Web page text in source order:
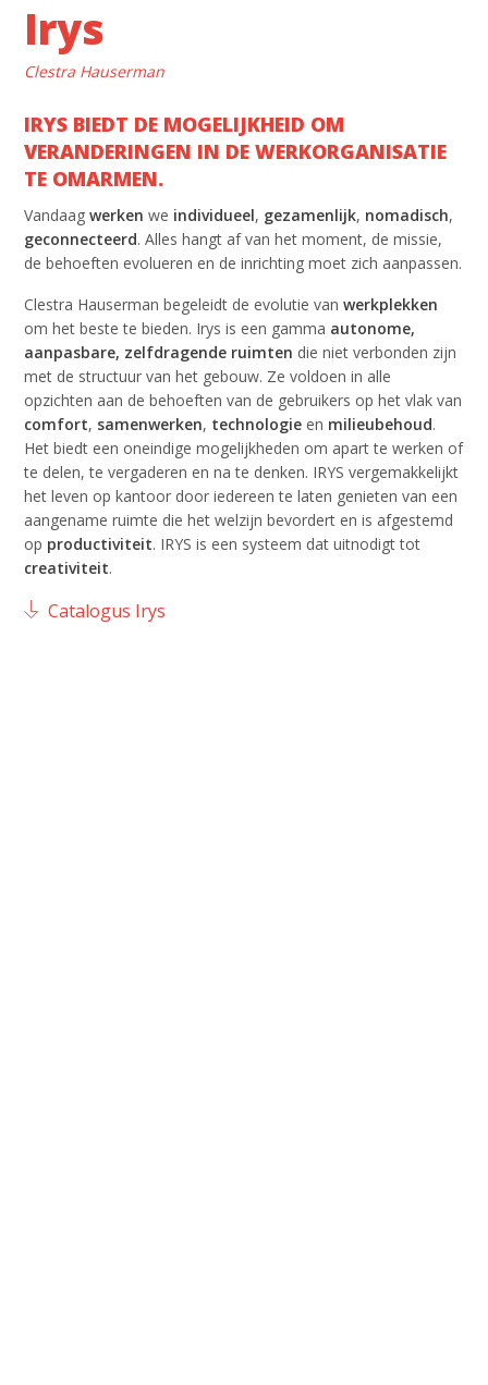
Irys
Clestra Hauserman
IRYS BIEDT DE MOGELIJKHEID OM
VERANDERINGEN IN DE WERKORGANISATIE
TE OMARMEN.
Vandaagwerken we individueel, gezamenlijk, nomadisch,
geconnecteerd. Alles hangt af van het moment, de missie,
de behoeften evolueren en de inrichting moet zich aanpassen.
Clestra Hauserman begeleidt de evolutie vanwerkplekken
om het beste te bieden. Irys is een gamma autonome,
aanpasbare, zelfdragende ruimten die niet verbonden zijn
met de structuur van het gebouw. Ze voldoen in alle
opzichten aan de behoeften van de gebruikers op het vlak van
comfort, samenwerken, technologie en milieubehoud.
Het biedt een oneindige mogelijkheden om apart te werken of
te delen, te vergaderen en na te denken. IRYS vergemakkelijkt
het leven op kantoor door iedereen te laten genieten van een
aangename ruimte die het welzijn bevordert en is afgestemd
op productiviteit. IRYS is een systeem dat uitnodigt tot
creativiteit.
Catalogus Irys